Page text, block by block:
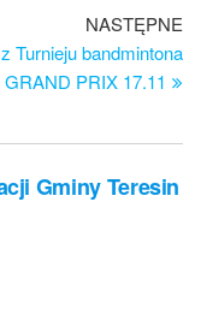
NASTĘPNE
Turnieju bandmintona
GRAND PRIX 17.11
Gminy Teresin